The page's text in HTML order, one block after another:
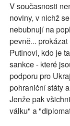
V současnosti
noviny, v nichž
nebubnují na
pevně...
Putinovi, kdo je
sankce - které
podporu pro
pohraniční státy
Jenže pak
válku" a